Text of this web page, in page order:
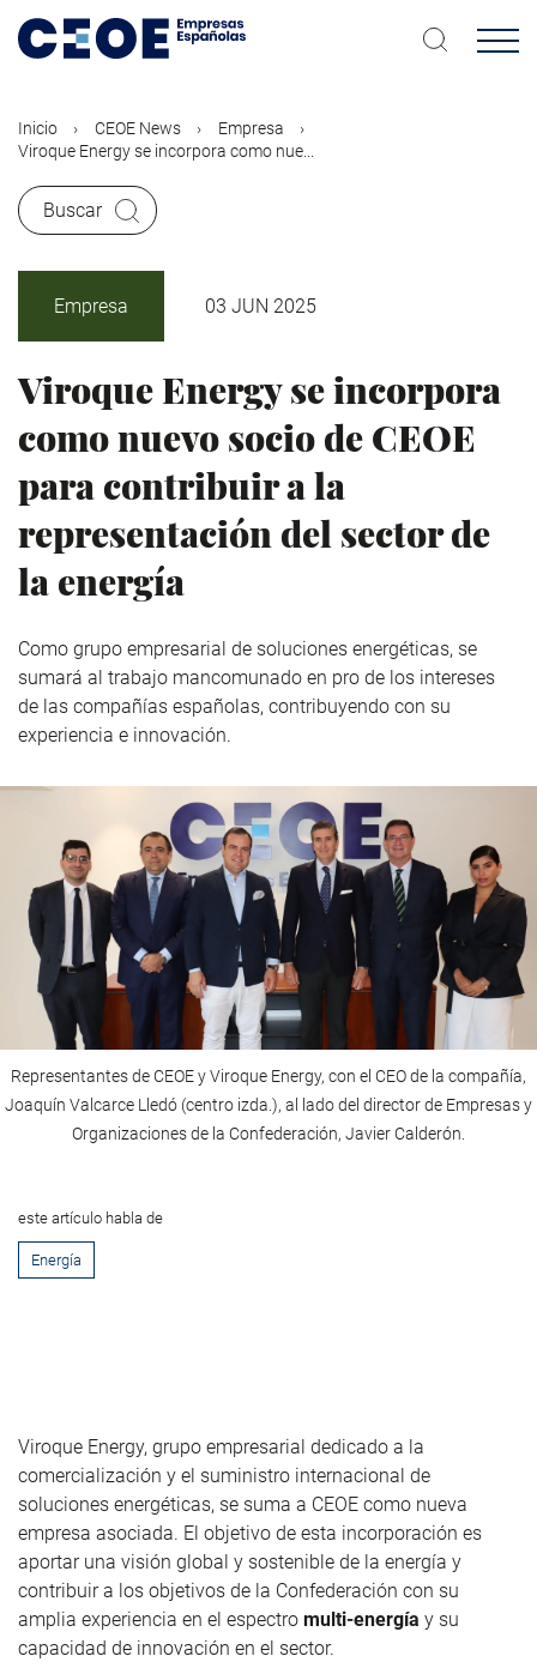
contenido
Inicio CEOE News
Empresa
Viroque Energy se incorpora como nue...
Buscar
Empresa 03 JUN 2025
Viroque Energy se incorpora
como nuevo socio de CEOE
para contribuir a la
representación del sector de
la energía
Como grupo empresarial de soluciones energéticas, se
sumará al trabajo mancomunado en pro de los intereses
de las compañías españolas, contribuyendo con su
experiencia e innovación.
Representantes de CEOE y Viroque Energy, con el CEO de la compañía,
Joaquín Valcarce Lledó (centro izda.), al lado del director de Empresas y
Organizaciones de la Confederación, Javier Calderón.
este artículo habla de
Energía
Viroque Energy, grupo empresarial dedicado a la
comercialización y el suministro internacional de
soluciones energéticas, se suma a CEOE como nueva
empresa asociada. El objetivo de esta incorporación es
aportar una visión global y sostenible de la energía y
contribuir a los objetivos de la Confederación con su
amplia experiencia en el espectro multi-energía y su
capacidad de innovación en el sector.